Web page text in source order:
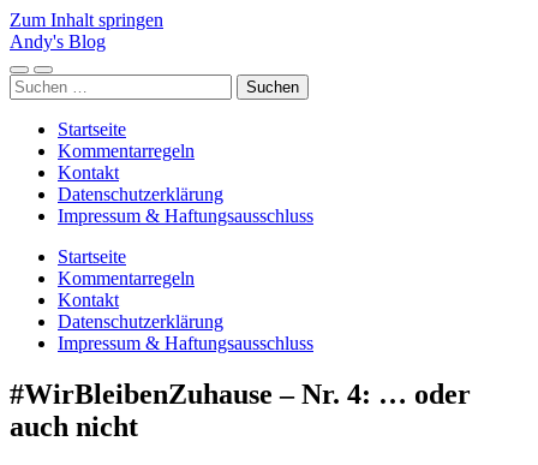
Zum Inhalt springen
Andy's Blog
Mobile-
Menü
Suchfeld
ein-/ausblenden
Suchen
nach:
Startseite
Kommentarregeln
Kontakt
Datenschutzerklärung
Impressum & Haftungsausschluss
Startseite
Kommentarregeln
Kontakt
Datenschutzerklärung
Impressum & Haftungsausschluss
#WirBleibenZuhause – Nr. 4: … oder
auch nicht